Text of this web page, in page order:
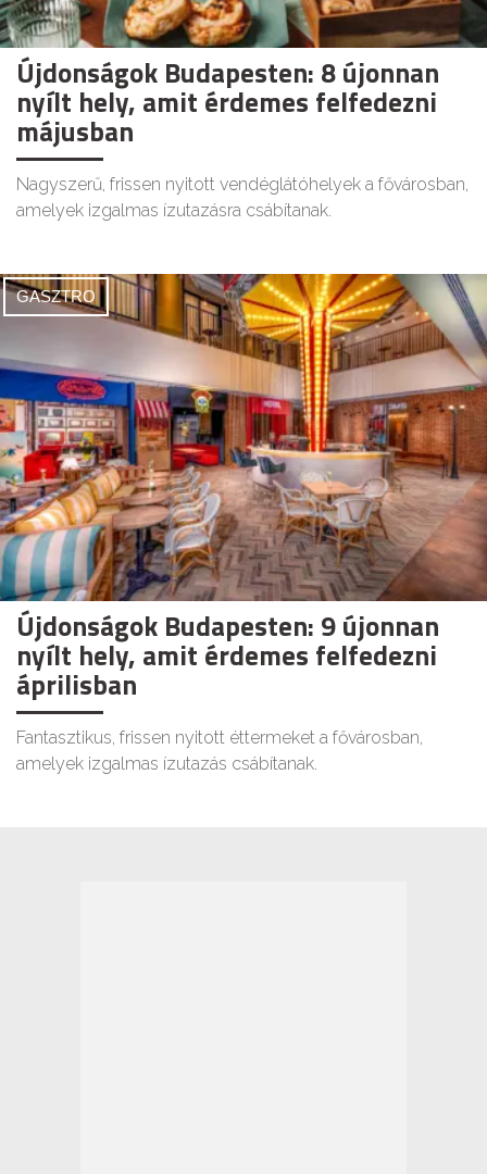
Újdonságok Budapesten: 8 újonnan
nyílt hely, amit érdemes felfedezni
májusban
Nagyszerű, frissen nyitott vendéglátóhelyek a fővárosban,
amelyek izgalmas ízutazásra csábítanak.
GASZTRO
Újdonságok Budapesten: 9 újonnan
nyílt hely, amit érdemes felfedezni
áprilisban
Fantasztikus, frissen nyitott éttermeket a fővárosban,
amelyek izgalmas ízutazás csábítanak.